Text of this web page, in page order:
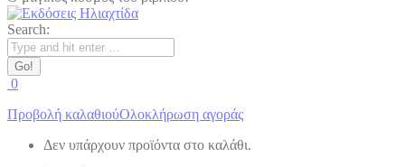
Search:
0
Προβολή καλαθιούΟλοκλήρωση αγοράς
Δεν υπάρχουν προϊόντα στο καλάθι.